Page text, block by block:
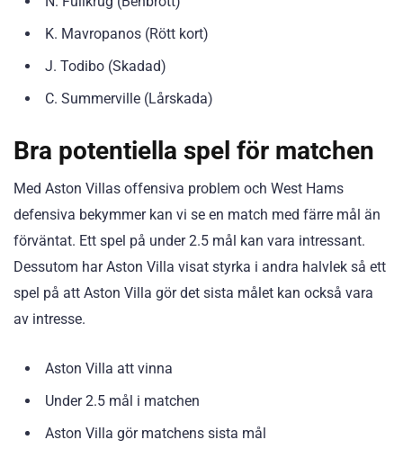
K. Mavropanos (Rött kort)
J. Todibo (Skadad)
C. Summerville (Lårskada)
Bra potentiella spel för matchen
Med Aston Villas offensiva problem och West Hams
defensiva bekymmer kan vi se en match med färre mål än
förväntat. Ett spel på under 2.5 mål kan vara intressant.
Dessutom har Aston Villa visat styrka i andra halvlek så ett
spel på att Aston Villa gör det sista målet kan också vara
av intresse.
Aston Villa att vinna
Under 2.5 mål i matchen
Aston Villa gör matchens sista mål